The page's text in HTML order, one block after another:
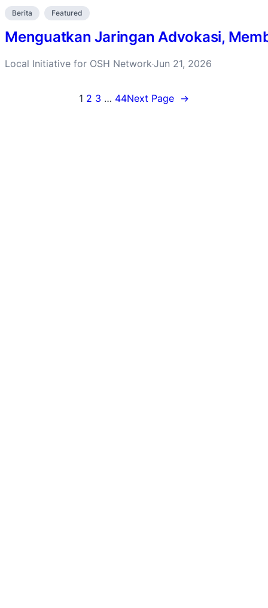
Berita Featured
Menguatkan Jaringan Advokasi,
Local Initiative for OSH Network·Jun 21, 2026
1 2 3 … 44Next Page →